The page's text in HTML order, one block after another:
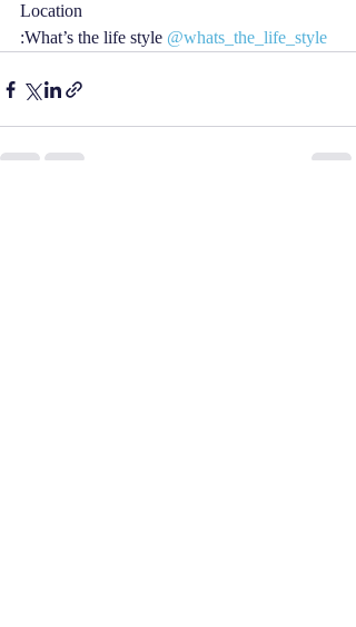
Location
:What’s the life style @whats_the_life_style